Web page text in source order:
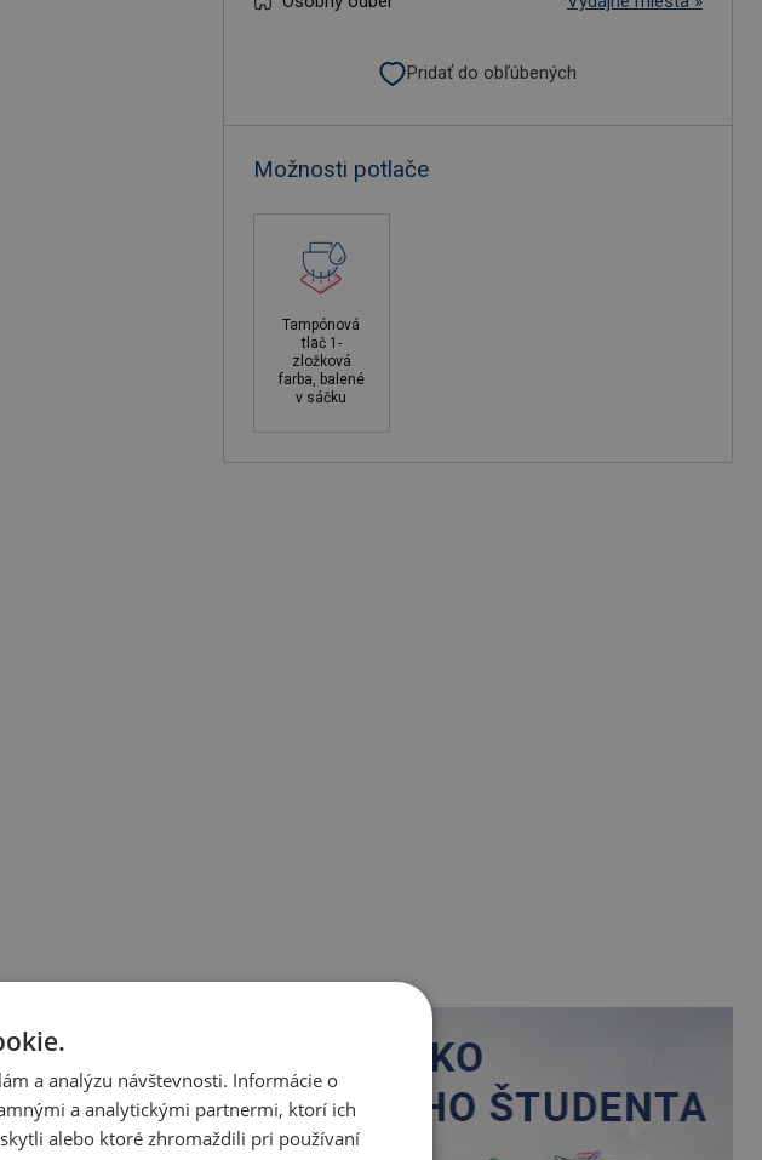
Pridať do obľúbených
Možnosti potlače
Tampónová
tlač 1-
zložková
farba, balené
v sáčku
a analýzu návštevnosti. Informácie o
a analytickými partnermi, ktorí ich
alebo ktoré zhromaždili pri používaní